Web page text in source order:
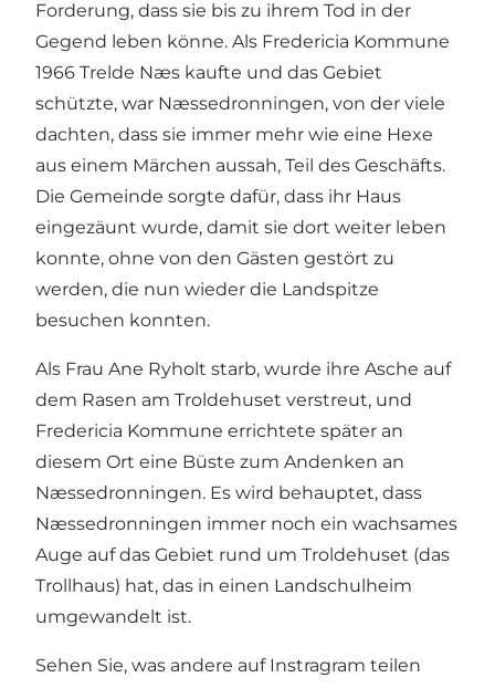
Forderung, dass sie bis zu ihrem Tod in der
Gegend leben könne. Als Fredericia Kommune
1966 Trelde Næs kaufte und das Gebiet
schützte, war Næssedronningen, von der viele
dachten, dass sie immer mehr wie eine Hexe
aus einem Märchen aussah, Teil des Geschäfts.
Die Gemeinde sorgte dafür, dass ihr Haus
eingezäunt wurde, damit sie dort weiter leben
konnte, ohne von den Gästen gestört zu
werden, die nun wieder die Landspitze
besuchen konnten.
Als Frau Ane Ryholt starb, wurde ihre Asche auf
dem Rasen am Troldehuset verstreut, und
Fredericia Kommune errichtete später an
diesem Ort eine Büste zum Andenken an
Næssedronningen. Es wird behauptet, dass
Næssedronningen immer noch ein wachsames
Auge auf das Gebiet rund um Troldehuset (das
Trollhaus) hat, das in einen Landschulheim
umgewandelt ist.
Sehen Sie, was andere auf Instragram teilen